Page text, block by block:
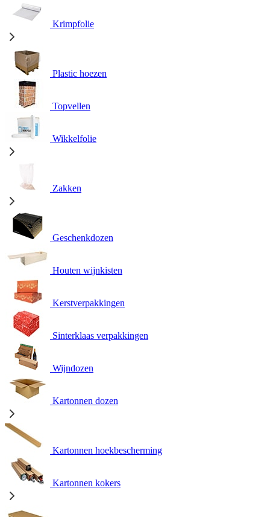
Krimpfolie
Plastic hoezen
Topvellen
Wikkelfolie
Zakken
Geschenkdozen
Houten wijnkisten
Kerstverpakkingen
Sinterklaas verpakkingen
Wijndozen
Kartonnen dozen
Kartonnen hoekbescherming
Kartonnen kokers